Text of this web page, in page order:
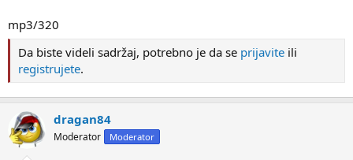
mp3/320
Da biste videli sadržaj, potrebno je da se prijavite ili
registrujete.
dragan84
Moderator Moderator